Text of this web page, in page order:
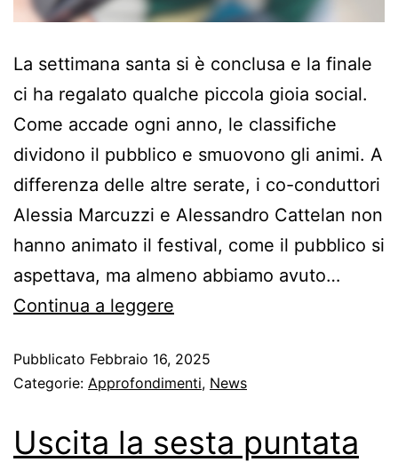
La settimana santa si è conclusa e la finale
ci ha regalato qualche piccola gioia social.
Come accade ogni anno, le classifiche
dividono il pubblico e smuovono gli animi. A
differenza delle altre serate, i co-conduttori
Alessia Marcuzzi e Alessandro Cattelan non
hanno animato il festival, come il pubblico si
aspettava, ma almeno abbiamo avuto…
Continua a leggere
Pubblicato Febbraio 16, 2025
Categorie: Approfondimenti, News
Uscita la sesta puntata